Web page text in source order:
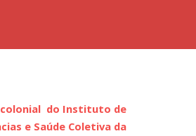
do Instituto de
e Saúde Coletiva da